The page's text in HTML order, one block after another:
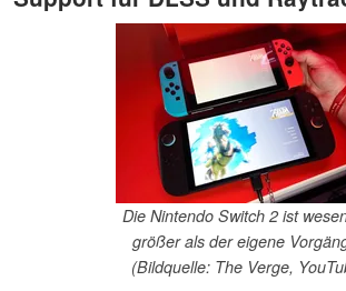
Die Nintendo Switch 2 ist
größer als der eigene
(Bildquelle: The Verge,